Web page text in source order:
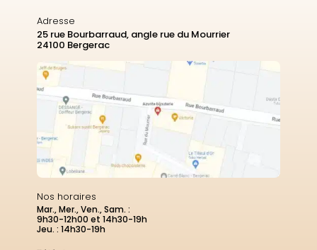
Adresse
25 rue Bourbarraud, angle rue du Mourrier
24100 Bergerac
Nos horaires
Mar., Mer., Ven., Sam. :
9h30-12h00 et 14h30-19h
Jeu. : 14h30-19h